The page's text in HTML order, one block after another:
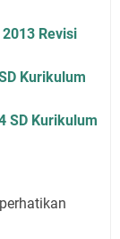
Revisi
Kurikulum
SD Kurikulum